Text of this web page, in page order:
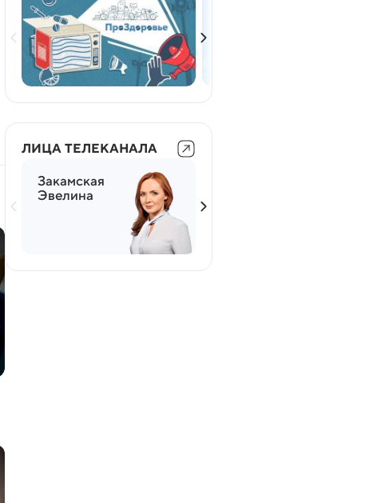
ЛИЦА ТЕЛЕКАНАЛА
Закамская
Эвелина